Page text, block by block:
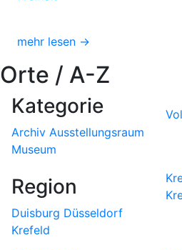
mehr lesen →
Orte / A-Z
Kategorie
Archiv Ausstellungsraum
Museum
Region
Duisburg Düsseldorf
Krefeld